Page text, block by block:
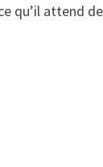
qu’il attend